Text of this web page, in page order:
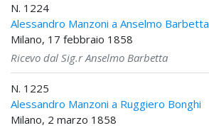
N. 1224
Alessandro Manzoni a Anselmo Barbetta
Milano, 17 febbraio 1858
Ricevo dal Sig.r Anselmo Barbetta
N. 1225
Alessandro Manzoni a Ruggiero Bonghi
Milano, 2 marzo 1858